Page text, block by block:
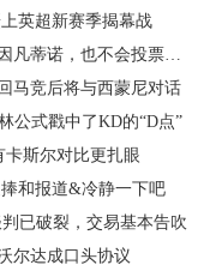
英超新赛季揭幕战
蒂诺，也不会投票给他
马竞后将与西蒙尼对话
公式戳中了KD的“D点”
斯尔对比更扎眼
和报道&冷静一下吧
已破裂，交易基本告吹
尔达成口头协议